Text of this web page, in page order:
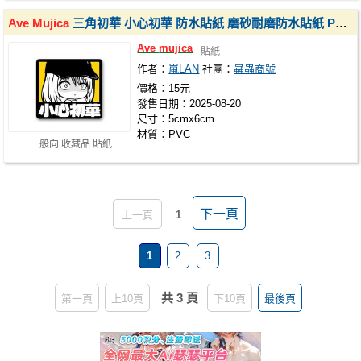
一般向 收藏品 貼紙
Ave Mujica三角初華 小心初華 防水貼紙 磨砂耐磨防水貼紙 PVC霧面厚磅 超耐磨貼紙 防刮
Ave mujica 貼紙
作者： 嵐LAN 社團： 蟲蟲商號
價格：15元
發售日期：2025-08-20
尺寸：5cmx6cm
材質：PVC
上一頁 1 下一頁
1 2 3
第一頁 上10頁 共 3 頁 下10頁 最後頁